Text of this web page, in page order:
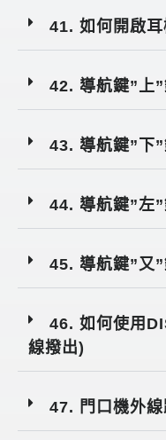
41. 如何開啟
42. 導航鍵”上
43. 導航鍵”下
44. 導航鍵”左
45. 導航鍵”又
46. 如何使用
線撥出)
47. 門口機外